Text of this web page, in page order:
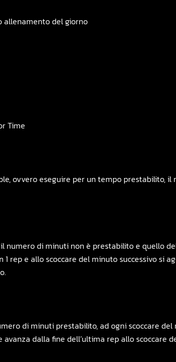
allenamento del giorno
Time
ovvero eseguire per un tempo prestabilito,
il numero di minuti non è prestabilito e quello
rep e allo scoccare del minuto successivo si
di minuti prestabilito, ad ogni scoccare
dalla fine dell’ultima rep allo scoccare